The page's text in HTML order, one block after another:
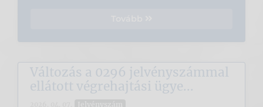
Változás a 0296 jelvényszámmal
ellátott végrehajtási ügye...